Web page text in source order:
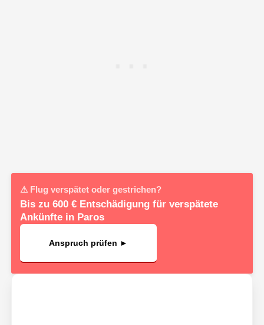
⚠ Flug verspätet oder gestrichen?
Bis zu 600 € Entschädigung für verspätete
Ankünfte in Paros
Anspruch prüfen ►